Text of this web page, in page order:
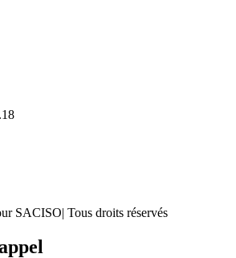
SACISO| Tous droits réservés